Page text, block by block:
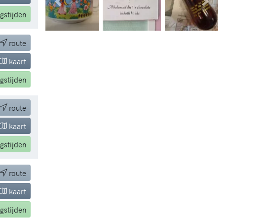
route
kaart
route
kaart
route
kaart
Vorige Volgende